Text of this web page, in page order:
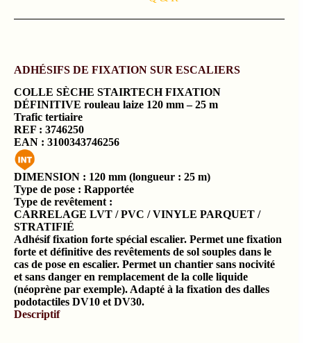
ADHÉSIFS DE FIXATION SUR ESCALIERS
COLLE SÈCHE STAIRTECH FIXATION
DÉFINITIVE rouleau laize 120 mm – 25 m
Trafic tertiaire
REF : 3746250
EAN : 3100343746256
DIMENSION : 120 mm (longueur : 25 m)
Type de pose : Rapportée
Type de revêtement :
CARRELAGE LVT / PVC / VINYLE PARQUET /
STRATIFIÉ
Adhésif fixation forte spécial escalier. Permet une fixation
forte et définitive des revêtements de sol souples dans le
cas de pose en escalier. Permet un chantier sans nocivité
et sans danger en remplacement de la colle liquide
(néoprène par exemple). Adapté à la fixation des dalles
podotactiles DV10 et DV30.
Descriptif